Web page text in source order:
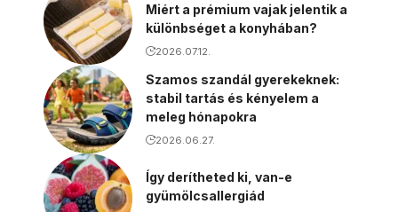
Miért a prémium vajak jelentik a
különbséget a konyhában?
2026.07.12.
Szamos szandál gyerekeknek:
stabil tartás és kényelem a
meleg hónapokra
2026.06.27.
Így derítheted ki, van-e
gyümölcsallergiád